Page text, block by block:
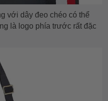
với dây đeo chéo có thể
là logo phía trước rất đặc